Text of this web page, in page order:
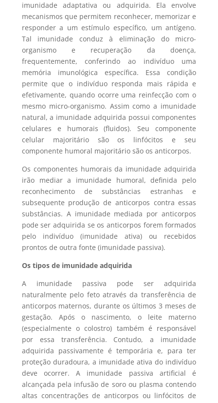
imunidade adaptativa ou adquirida. Ela envolve
mecanismos que permitem reconhecer, memorizar e
responder a um estímulo específico, um antígeno.
Tal imunidade conduz à eliminação do micro-
organismo e recuperação da doença,
frequentemente, conferindo ao indivíduo uma
memória imunológica específica. Essa condição
permite que o indivíduo responda mais rápida e
efetivamente, quando ocorre uma reinfecção com o
mesmo micro-organismo. Assim como a imunidade
natural, a imunidade adquirida possui componentes
celulares e humorais (fluidos). Seu componente
celular majoritário são os linfócitos e seu
componente humoral majoritário são os anticorpos.
Os componentes humorais da imunidade adquirida
irão mediar a imunidade humoral, definida pelo
reconhecimento de substâncias estranhas e
subsequente produção de anticorpos contra essas
substâncias. A imunidade mediada por anticorpos
pode ser adquirida se os anticorpos forem formados
pelo indivíduo (imunidade ativa) ou recebidos
prontos de outra fonte (imunidade passiva).
Os tipos de imunidade adquirida
A imunidade passiva pode ser adquirida
naturalmente pelo feto através da transferência de
anticorpos maternos, durante os últimos 3 meses de
gestação. Após o nascimento, o leite materno
(especialmente o colostro) também é responsável
por essa transferência. Contudo, a imunidade
adquirida passivamente é temporária e, para ter
proteção duradoura, a imunidade ativa do indivíduo
deve ocorrer. A imunidade passiva artificial é
alcançada pela infusão de soro ou plasma contendo
altas concentrações de anticorpos ou linfócitos de